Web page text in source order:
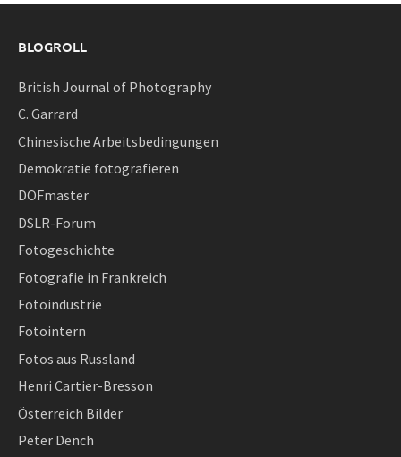
BLOGROLL
British Journal of Photography
C. Garrard
Chinesische Arbeitsbedingungen
Demokratie fotografieren
DOFmaster
DSLR-Forum
Fotogeschichte
Fotografie in Frankreich
Fotoindustrie
Fotointern
Fotos aus Russland
Henri Cartier-Bresson
Österreich Bilder
Peter Dench